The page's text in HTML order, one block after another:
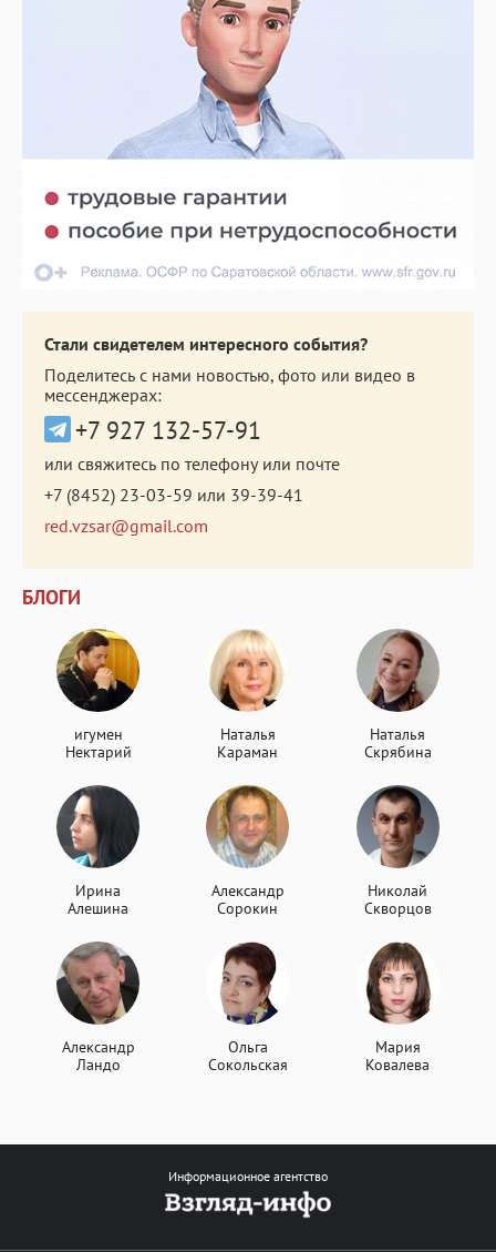
Стали свидетелем интересного события?
Поделитесь с нами новостью, фото или видео в
мессенджерах:
+7 927 132-57-91
или свяжитесь по телефону или почте
+7 (8452) 23-03-59 или 39-39-41
red.vzsar@gmail.com
БЛОГИ
игумен
Нектарий
Наталья
Караман
Наталья
Скрябина
Ирина
Алешина
Александр
Сорокин
Николай
Скворцов
Александр
Ландо
Ольга
Сокольская
Мария
Ковалева
Информационное агентство